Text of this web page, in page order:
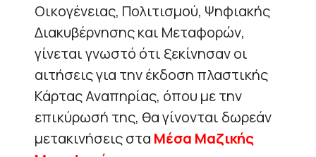
Οικογένειας, Πολιτισμού, Ψηφιακής
Διακυβέρνησης και Μεταφορών,
γίνεται γνωστό ότι ξεκίνησαν οι
αιτήσεις για την έκδοση πλαστικής
Κάρτας Αναπηρίας, όπου με την
επικύρωσή της, θα γίνονται δωρεάν
μετακινήσεις στα Μέσα Μαζικής